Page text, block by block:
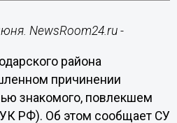
NewsRoom24.ru -
района
причинении
знакомого, повлекшем
УК РФ). Об этом сообщает СУ